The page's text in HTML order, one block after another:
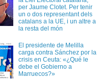
per Jaume Clotet. Per tenir
un o dos representant dels
catalans a la UE, i un altre a
la resta del món
El presidente de Melilla
carga contra Sánchez por la
crisis en Ceuta: «¿Qué le
debe el Gobierno a
Marruecos?»